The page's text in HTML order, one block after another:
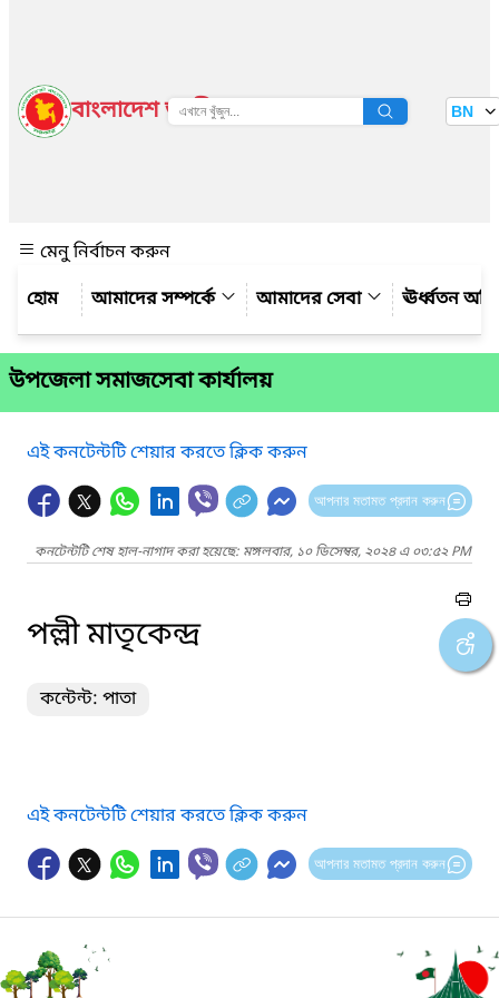
বাংলাদেশ জাতীয় তথ্য বাতায়ন BN
মেনু নির্বাচন করুন
আমাদের সম্পর্কে
আমাদের সেবা ঊর্ধ্বতন
উপজেলা সমাজসেবা কার্যালয়
এই কনটেন্টটি শেয়ার করতে ক্লিক করুন
আপনার মতামত প্রদান করুন
কনটেন্টটি শেষ হাল-নাগাদ করা হয়েছে: মঙ্গলবার, ১০ ডিসেম্বর, ২০২৪ এ ০৩:৫২ PM
পল্লী মাতৃকেন্দ্র
কন্টেন্ট: পাতা
এই কনটেন্টটি শেয়ার করতে ক্লিক করুন
আপনার মতামত প্রদান করুন